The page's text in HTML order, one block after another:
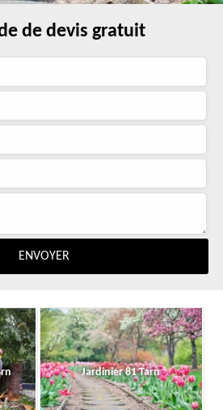
de devis gratuit
Jardinier 81 Tarn